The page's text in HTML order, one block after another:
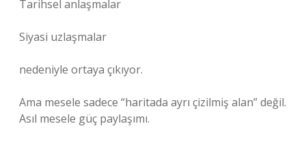
Tarihsel anlaşmalar
Siyasi uzlaşmalar
nedeniyle ortaya çıkıyor.
Ama mesele sadece “haritada ayrı çizilmiş alan” değil.
Asıl mesele güç paylaşımı.